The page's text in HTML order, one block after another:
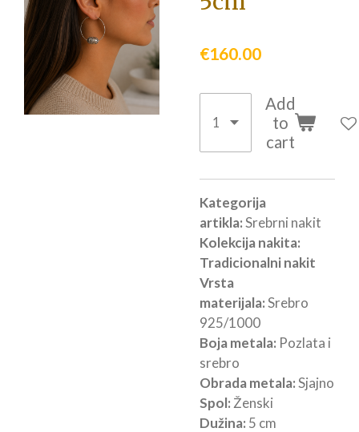
€160.00
Add
to
cart
Kategorija
artikla:Srebrni nakit
Kolekcija nakita:
Tradicionalni nakit
Vrsta
materijala:Srebro
925/1000
Boja metala: Pozlata i
srebro
Obrada metala:Sjajno
Spol: Ženski
Dužina: 5 cm